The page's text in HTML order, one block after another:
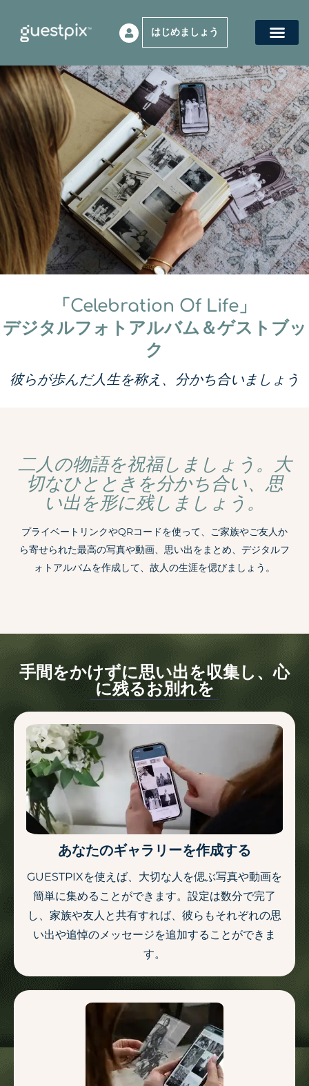
はじめましょう
「Celebration Of Life」
デジタルフォトアルバム＆ゲストブッ
ク
彼らが歩んだ人生を称え、分かち合いましょう
二人の物語を祝福しましょう。大
切なひとときを分かち合い、思
い出を形に残しましょう。
プライベートリンクやQRコードを使って、ご家族やご友人か
ら寄せられた最高の写真や動画、思い出をまとめ、デジタルフ
ォトアルバムを作成して、故人の生涯を偲びましょう。
手間をかけずに思い出を収集し、心
に残るお別れを
あなたのギャラリーを作成する
GUESTPIXを使えば、大切な人を偲ぶ写真や動画を
簡単に集めることができます。設定は数分で完了
し、家族や友人と共有すれば、彼らもそれぞれの思
い出や追悼のメッセージを追加することができま
す。